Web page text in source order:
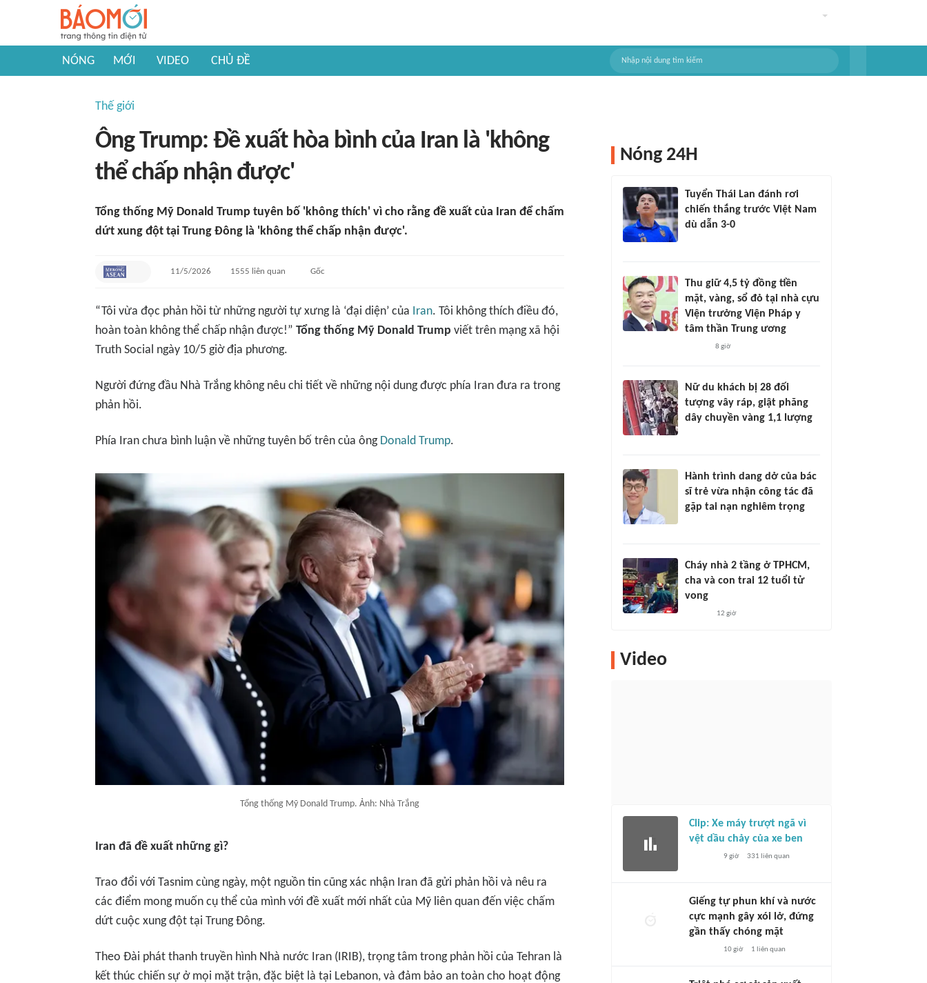
NÓNG MỚI VIDEO CHỦ ĐỀ
Thế giới
Ông Trump: Đề xuất hòa bình của Iran là 'không
thể chấp nhận được'
Tổng thống Mỹ Donald Trump tuyên bố 'không thích' vì cho rằng đề xuất của Iran để chấm
dứt xung đột tại Trung Đông là 'không thể chấp nhận được'.
11/5/2026 1555 liên quan Gốc
“Tôi vừa đọc phản hồi từ những người tự xưng là ‘đại diện’ của Iran. Tôi không thích điều đó,
hoàn toàn không thể chấp nhận được!” Tổng thống Mỹ Donald Trump viết trên mạng xã hội
Truth Social ngày 10/5 giờ địa phương.
Người đứng đầu Nhà Trắng không nêu chi tiết về những nội dung được phía Iran đưa ra trong
phản hồi.
Phía Iran chưa bình luận về những tuyên bố trên của ông Donald Trump.
Tổng thống Mỹ Donald Trump. Ảnh: Nhà Trắng
Iran đã đề xuất những gì?
Trao đổi với Tasnim cùng ngày, một nguồn tin cũng xác nhận Iran đã gửi phản hồi và nêu ra
các điểm mong muốn cụ thể của mình với đề xuất mới nhất của Mỹ liên quan đến việc chấm
dứt cuộc xung đột tại Trung Đông.
Theo Đài phát thanh truyền hình Nhà nước Iran (IRIB), trọng tâm trong phản hồi của Tehran là
kết thúc chiến sự ở mọi mặt trận, đặc biệt là tại Lebanon, và đảm bảo an toàn cho hoạt động
Nóng 24H
Tuyển Thái Lan đánh rơi
chiến thắng trước Việt Nam
dù dẫn 3-0
Thu giữ 4,5 tỷ đồng tiền
mặt, vàng, sổ đỏ tại nhà cựu
Viện trưởng Viện Pháp y
tâm thần Trung ương
8 giờ
Nữ du khách bị 28 đối
tượng vây ráp, giật phăng
dây chuyền vàng 1,1 lượng
Hành trình dang dở của bác
sĩ trẻ vừa nhận công tác đã
gặp tai nạn nghiêm trọng
Cháy nhà 2 tầng ở TPHCM,
cha và con trai 12 tuổi tử
vong
12 giờ
Video
Clip: Xe máy trượt ngã vì
vệt dầu chảy của xe ben
9 giờ 331 liên quan
Giếng tự phun khí và nước
cực mạnh gây xói lở, đứng
gần thấy chóng mặt
10 giờ 1 liên quan